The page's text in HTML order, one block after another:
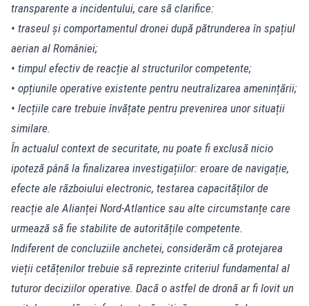
transparente a incidentului, care să clarifice:
• traseul și comportamentul dronei după pătrunderea în spațiul
aerian al României;
• timpul efectiv de reacție al structurilor competente;
• opțiunile operative existente pentru neutralizarea amenințării;
• lecțiile care trebuie învățate pentru prevenirea unor situații
similare.
În actualul context de securitate, nu poate fi exclusă nicio
ipoteză până la finalizarea investigațiilor: eroare de navigație,
efecte ale războiului electronic, testarea capacităților de
reacție ale Alianței Nord-Atlantice sau alte circumstanțe care
urmează să fie stabilite de autoritățile competente.
Indiferent de concluziile anchetei, considerăm că protejarea
vieții cetățenilor trebuie să reprezinte criteriul fundamental al
tuturor deciziilor operative. Dacă o astfel de dronă ar fi lovit un